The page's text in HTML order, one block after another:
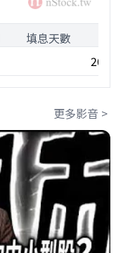
填息天數
更多影音 >